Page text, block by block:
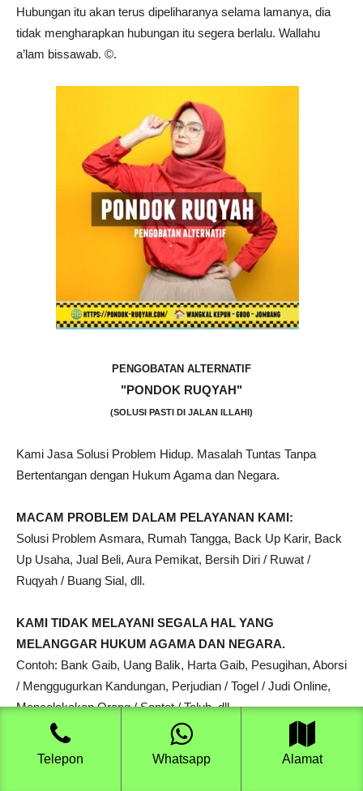
Hubungan itu akan terus dipeliharanya selama lamanya, dia
tidak mengharapkan hubungan itu segera berlalu. Wallahu
a’lam bissawab. ©️.
PENGOBATAN ALTERNATIF
"PONDOK RUQYAH"
(SOLUSI PASTI DI JALAN ILLAHI)
Kami Jasa Solusi Problem Hidup. Masalah Tuntas Tanpa
Bertentangan dengan Hukum Agama dan Negara.
MACAM PROBLEM DALAM PELAYANAN KAMI:
Solusi Problem Asmara, Rumah Tangga, Back Up Karir, Back
Up Usaha, Jual Beli, Aura Pemikat, Bersih Diri / Ruwat /
Ruqyah / Buang Sial, dll.
KAMI TIDAK MELAYANI SEGALA HAL YANG
MELANGGAR HUKUM AGAMA DAN NEGARA.
Contoh: Bank Gaib, Uang Balik, Harta Gaib, Pesugihan, Aborsi
/ Menggugurkan Kandungan, Perjudian / Togel / Judi Online,
Mencelakakan Orang / Santet / Teluh, dll.
ALAMAT PONDOK RUQYAH:
Dusun Kasemen, No.50, RT.05, RW.03, Desa Wangkalkepuh,
Telepon Whatsapp Alamat